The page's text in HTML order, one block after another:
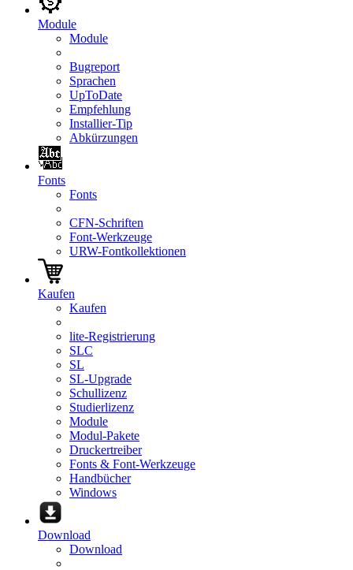
Module
Module
Bugreport
Sprachen
UpToDate
Empfehlung
Installier-Tip
Abkürzungen
Fonts
Fonts
CFN-Schriften
Font-Werkzeuge
URW-Fontkollektionen
Kaufen
Kaufen
lite-Registrierung
SLC
SL
SL-Upgrade
Schullizenz
Studierlizenz
Module
Modul-Pakete
Druckertreiber
Fonts & Font-Werkzeuge
Handbücher
Windows
Download
Download